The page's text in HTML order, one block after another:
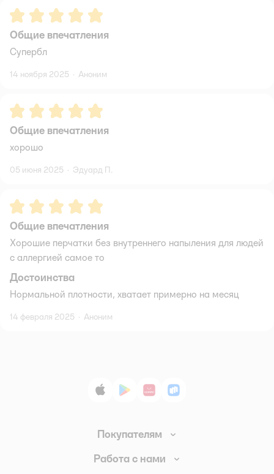
Рейтинг:5
Общие впечатления
Супербл
14 ноября 2025 · Аноним
Рейтинг:5
Общие впечатления
хорошо
05 июня 2025 · Эдуард П.
Рейтинг:5
Общие впечатления
Хорошие перчатки без внутреннего напыления для людей
с аллергией самое то
Достоинства
Нормальной плотности, хватает примерно на месяц
14 февраля 2025 · Аноним
App StoreGoogle Play
AppGallery
RuStore
Покупателям
Доставка и оплата
Работа с нами